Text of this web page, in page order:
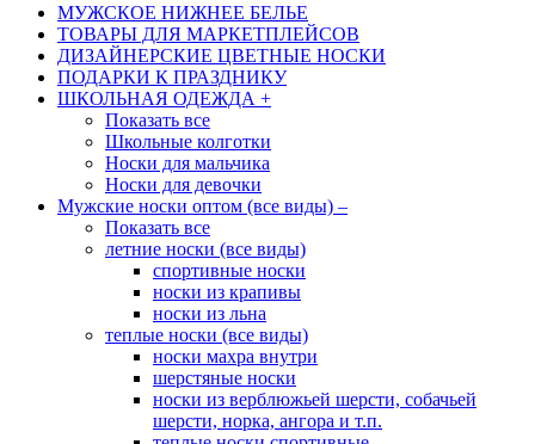
МУЖСКОЕ НИЖНЕЕ БЕЛЬЕ
ТОВАРЫ ДЛЯ МАРКЕТПЛЕЙСОВ
ДИЗАЙНЕРСКИЕ ЦВЕТНЫЕ НОСКИ
ПОДАРКИ К ПРАЗДНИКУ
ШКОЛЬНАЯ ОДЕЖДА +
Показать все
Школьные колготки
Носки для мальчика
Носки для девочки
Мужские носки оптом (все виды) –
Показать все
летние носки (все виды)
спортивные носки
носки из крапивы
носки из льна
теплые носки (все виды)
носки махра внутри
шерстяные носки
носки из верблюжьей шерсти, собачьей
шерсти, норка, ангора и т.п.